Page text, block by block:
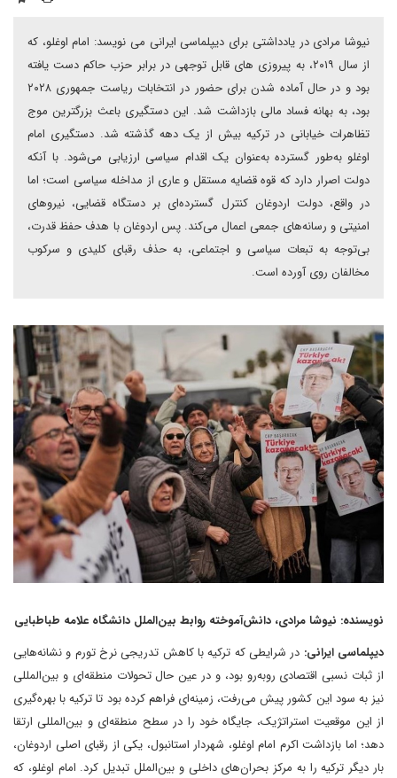
نیوشا مرادی در یادداشتی برای دیپلماسی ایرانی می نویسد: امام اوغلو، که
از سال ۲۰۱۹، به پیروزی های قابل توجهی در برابر حزب حاکم دست یافته
بود و در حال آماده شدن برای حضور در انتخابات ریاست جمهوری ۲۰۲۸
بود، به بهانه فساد مالی بازداشت شد. این دستگیری باعث بزرگترین موج
تظاهرات خیابانی در ترکیه بیش از یک دهه گذشته شد. دستگیری امام
اوغلو به‌طور گسترده به‌عنوان یک اقدام سیاسی ارزیابی می‌شود. با آنکه
دولت اصرار دارد که قوه قضایه مستقل و عاری از مداخله سیاسی است؛ اما
در واقع، دولت اردوغان کنترل گسترده‌ای بر دستگاه قضایی، نیروهای
امنیتی و رسانه‌های جمعی اعمال می‌کند. پس اردوغان با هدف حفظ قدرت،
بی‌توجه به تبعات سیاسی و اجتماعی، به حذف رقبای کلیدی و سرکوب
مخالفان روی آورده است.
نویسنده: نیوشا مرادی، دانش‌آموخته روابط بین‌‎الملل دانشگاه علامه طباطبایی
دیپلماسی ایرانی: در شرایطی که ترکیه با کاهش تدریجی نرخ تورم و نشانه‌هایی
از ثبات نسبی اقتصادی روبه‌رو بود، و در عین حال تحولات منطقه‌ای و بین‌المللی
نیز به سود این کشور پیش می‌رفت، زمینه‌ای فراهم کرده بود تا ترکیه با بهره‌گیری
از این موقعیت استراتژیک، جایگاه خود را در سطح منطقه‌ای و بین‌المللی ارتقا
دهد؛ اما بازداشت اکرم امام اوغلو، شهردار استانبول، یکی از رقبای اصلی اردوغان،
بار دیگر ترکیه را به مرکز بحران‌های داخلی و بین‌الملل تبدیل کرد. امام اوغلو، که